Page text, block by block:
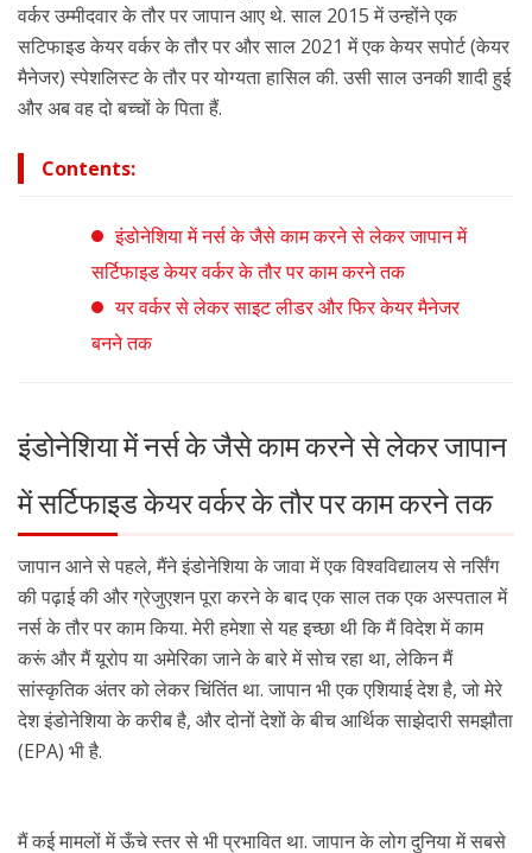
वर्कर उम्मीदवार के तौर पर जापान आए थे. साल 2015 में उन्होंने एक
सटिफाइड केयर वर्कर के तौर पर और साल 2021 में एक केयर सपोर्ट (केयर
मैनेजर) स्पेशलिस्ट के तौर पर योग्यता हासिल की. उसी साल उनकी शादी हुई
और अब वह दो बच्चों के पिता हैं.
Contents:
इंडोनेशिया में नर्स के जैसे काम करने से लेकर जापान में
सर्टिफाइड केयर वर्कर के तौर पर काम करने तक
यर वर्कर से लेकर साइट लीडर और फिर केयर मैनेजर
बनने तक
इंडोनेशिया में नर्स के जैसे काम करने से लेकर जापान
में सर्टिफाइड केयर वर्कर के तौर पर काम करने तक
जापान आने से पहले, मैंने इंडोनेशिया के जावा में एक विश्वविद्यालय से नर्सिंग
की पढ़ाई की और ग्रेजुएशन पूरा करने के बाद एक साल तक एक अस्पताल में
नर्स के तौर पर काम किया. मेरी हमेशा से यह इच्छा थी कि मैं विदेश में काम
करूं और मैं यूरोप या अमेरिका जाने के बारे में सोच रहा था, लेकिन मैं
सांस्कृतिक अंतर को लेकर चिंतिंत था. जापान भी एक एशियाई देश है, जो मेरे
देश इंडोनेशिया के करीब है, और दोनों देशों के बीच आर्थिक साझेदारी समझौता
(EPA) भी है.
मैं कई मामलों में ऊँचे स्तर से भी प्रभावित था. जापान के लोग दुनिया में सबसे